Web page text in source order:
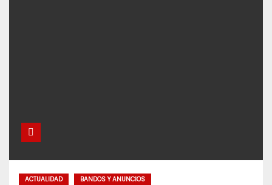
ACTUALIDAD BANDOS Y ANUNCIOS